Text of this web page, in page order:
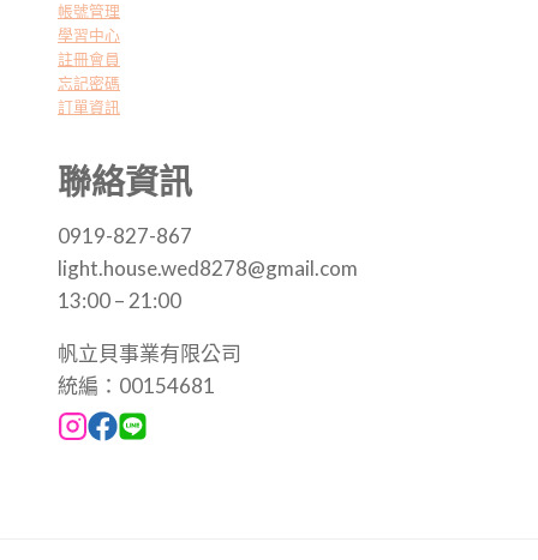
帳號管理
學習中心
註冊會員
忘記密碼
訂單資訊
聯絡資訊
0919-827-867
light.house.wed8278@gmail.com
13:00 – 21:00
帆立貝事業有限公司
統編：00154681